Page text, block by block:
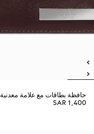
حافظة بطاقات مع علامة معدنية
SAR 1,400